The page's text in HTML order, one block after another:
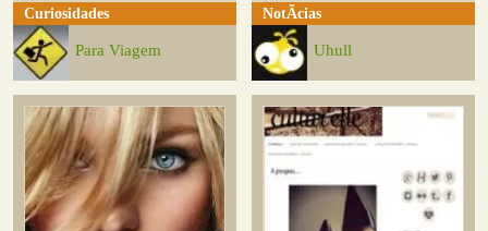
Curiosidades
Para Viagem
NotÃ­cias
Uhull